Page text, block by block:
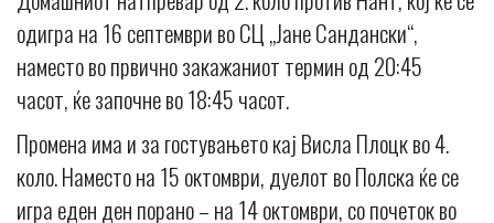
одигра на 16 септември во СЦ „Јане Сандански“,
наместо во првично закажаниот термин од 20:45
часот, ќе започне во 18:45 часот.
Промена има и за гостувањето кај Висла Плоцк во 4.
коло. Наместо на 15 октомври, дуелот во Полска ќе се
игра еден ден порано – на 14 октомври, со почеток во